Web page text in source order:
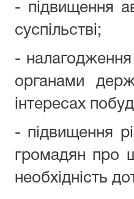
- підвищення
суспільстві;
- налагодження
органами
інтересах
- підвищення
громадян про
необхідність